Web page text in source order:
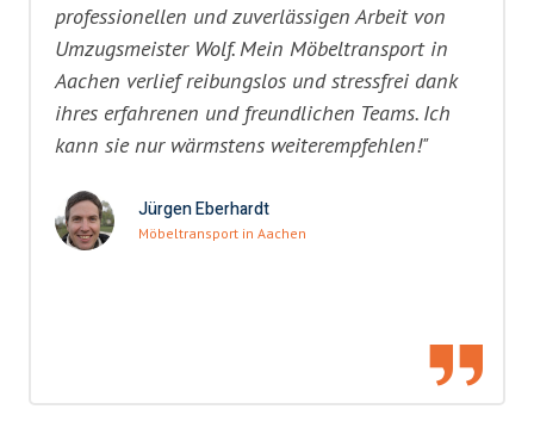
professionellen und zuverlässigen Arbeit von
Umzugsmeister Wolf. Mein Möbeltransport in
Aachen verlief reibungslos und stressfrei dank
ihres erfahrenen und freundlichen Teams. Ich
kann sie nur wärmstens weiterempfehlen!"
Jürgen Eberhardt
Möbeltransport in Aachen